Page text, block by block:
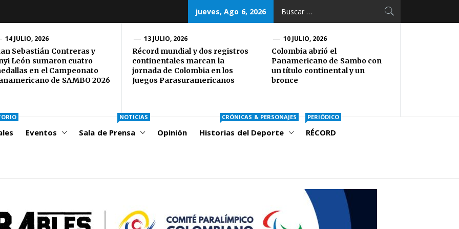
jueves, Ago 6, 2026
14 JULIO, 2026
Sebastián Contreras y
León sumaron cuatro
en el Campeonato
de SAMBO 2026
13 JULIO, 2026
Récord mundial y dos registros
continentales marcan la
jornada de Colombia en los
Juegos Parasuramericanos
10 JULIO, 2026
Colombia abrió el
Panamericano de Sambo con
un título continental y un
bronce
Eventos Sala de Prensa
NOTICIAS
Opinión Historias del Deporte
CRÓNICAS & PERSONAJES
RÉCORD
PERIÓDICO